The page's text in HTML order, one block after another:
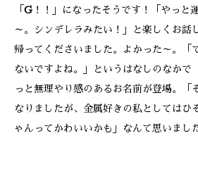
「 G ！！」になったそうです！「やっと
～。シンデレラみたい！」と楽しくお話
帰ってくださいました。よかった～。「
ないですよね。」というはなしのなかで
っと無理やり感のあるお名前が登場。「
なりましたが、金属好きの私としてはひ
ゃんってかわいいかも」なんて思いまし